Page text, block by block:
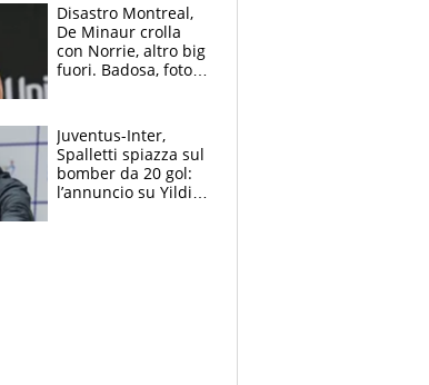
Disastro Montreal,
De Minaur crolla
con Norrie, altro big
fuori. Badosa, foto
Juventus-Inter,
Spalletti spiazza sul
bomber da 20 gol:
l’annuncio su Yildiz